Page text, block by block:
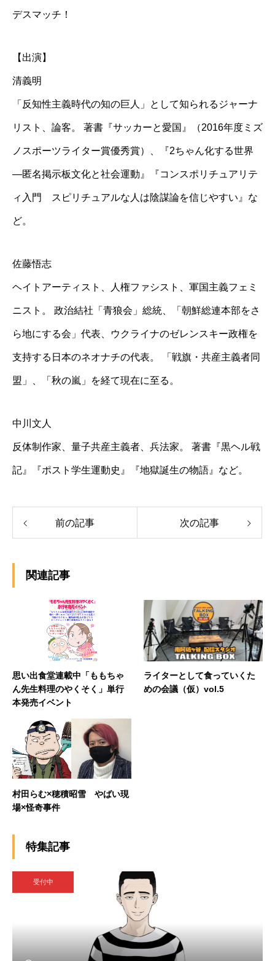
デスマッチ！
【出演】
清義明
「反知性主義時代の知の巨人」として知られるジャーナ
リスト、論客。 著書『サッカーと愛国』（2016年度ミズ
ノスポーツライター賞優秀賞）、『2ちゃん化する世界
―匿名掲示板文化と社会運動』『コンスポリチュアリテ
ィ入門 スピリチュアルな人は陰謀論を信じやすい』な
ど。
佐藤悟志
ヘイトアーティスト、人権ファシスト、軍国主義フェミ
ニスト。 政治結社「青狼会」総統、「朝鮮総連本部をさ
ら地にする会」代表、ウクライナのゼレンスキー政権を
支持する日本のネオナチの代表。 「戦旗・共産主義者同
盟」、「秋の嵐」を経て現在に至る。
中川文人
反体制作家、量子共産主義者、兵法家。 著書『黒ヘル戦
記』『ポスト学生運動史』『地獄誕生の物語』など。
前の記事 次の記事
関連記事
思い出食堂連載中「ももちゃ
ん先生料理のやくそく」単行
本発売イベント
ライターとして食っていくた
めの会議（仮）vol.5
村田らむ×穂積昭雪 やばい現
場×怪奇事件
特集記事
受付中